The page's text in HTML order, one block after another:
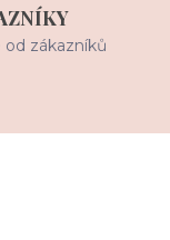
zákazníků